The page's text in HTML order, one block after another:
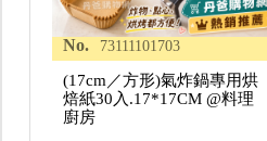
No. 73111101703
(17cm／方形)氣炸鍋專用烘
焙紙30入.17*17CM @料理
廚房